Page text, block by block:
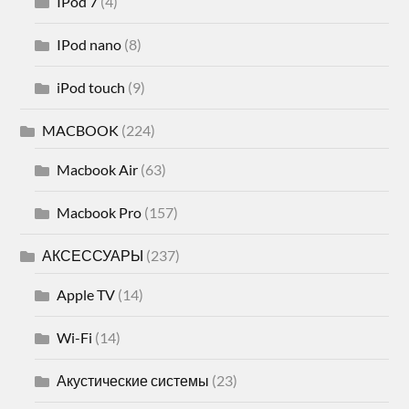
IPod nano (8)
iPod touch (9)
MACBOOK (224)
Macbook Air (63)
Macbook Pro (157)
АКСЕССУАРЫ (237)
Apple TV (14)
Wi-Fi (14)
Акустические системы (23)